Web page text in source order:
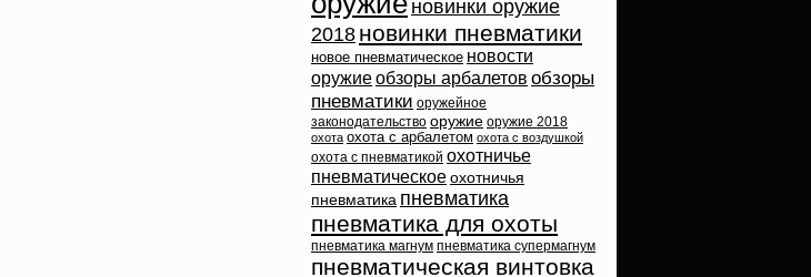
новинки оружие
2018 новинки пневматики
новое пневматическое новости
оружиеобзоры арбалетов обзоры
пневматики оружейное
законодательство оружие оружие 2018
охота охота с арбалетом охота с воздушкой
охота с пневматикой охотничье
пневматическое охотничья
пневматика пневматика
пневматика для охоты
пневматика магнум пневматика супермагнум
пневматическая винтовка